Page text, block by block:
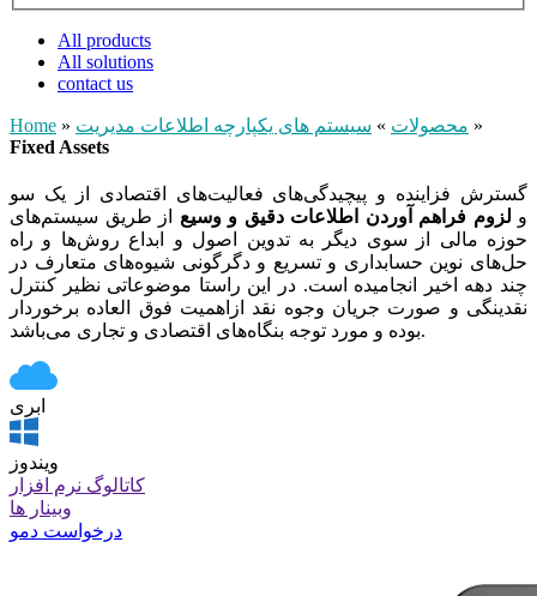
All products
All solutions
contact us
Home » محصولات » سیستم های یکپارچه اطلاعات مدیریت
»
Fixed Assets
گسترش فزاینده و پیچیدگی‌های فعالیت‌های اقتصادی از یک سو
و لزوم فراهم آوردن اطلاعات دقیق و وسیع از طریق سیستم‌های
حوزه مالی از سوی دیگر به تدوین اصول و ابداع روش‌ها و راه
حل‌های نوین حسابداری و تسریع و دگرگونی شیوه‌های متعارف در
چند دهه اخیر انجامیده است. در این راستا موضوعاتی نظیر کنترل
نقدینگی و صورت جریان وجوه نقد ازاهمیت فوق العاده برخوردار
بوده و مورد توجه بنگاه‌های اقتصادی و تجاری می‌باشد.
ابری
ویندوز
کاتالوگ نرم افزار
وبینار ها
درخواست دمو